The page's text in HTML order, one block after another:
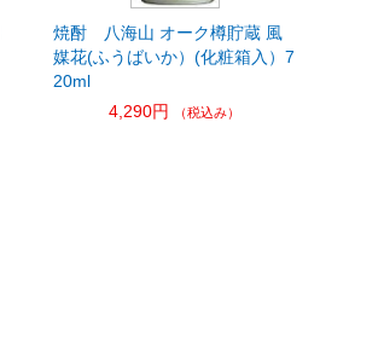
焼酎 八海山 オーク樽貯蔵 風
媒花(ふうばいか）(化粧箱入）7
20ml
4,290円
（税込み）